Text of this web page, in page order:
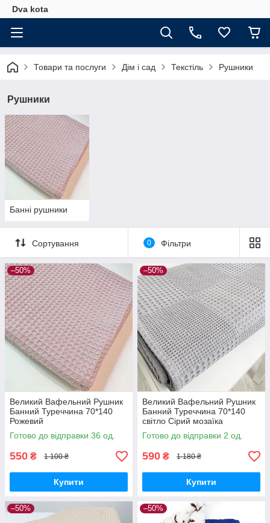
Dva kota
Товари та послуги Дім і сад Текстіль Рушники
Рушники
Банні рушники
Сортування 0 Фільтри
–50%
Великий Вафельний Рушник
Банний Туреччина 70*140
Рожевий
Готово до відправки 36 од.
550 ₴ 1 100 ₴
Купити
–50%
Великий Вафельний Рушник
Банний Туреччина 70*140
світло Сірий мозаїка
Готово до відправки 2 од.
590 ₴ 1 180 ₴
Купити
–50% –50%